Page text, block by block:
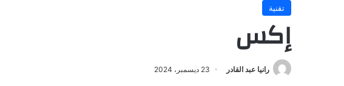
تقنية
إكس
رانيا عبد القادر 23 ديسمبر، 2024